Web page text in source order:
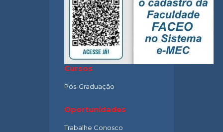
Cursos
Pós-Graduação
Oportunidades
Trabalhe Conosco